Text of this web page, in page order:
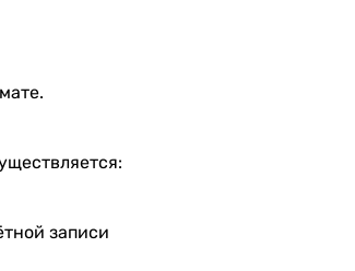
записи